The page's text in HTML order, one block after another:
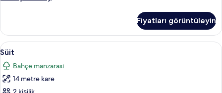
(Conservatory)
fotoğrafları
görün
1
En
Büyük
Boy
Yatak
Fiyatları görüntüleyin
Süit
için
tüm
fotoğrafları
Süit | Anti alerjik yatak takımı, masa,
4
Süit
Bahçe manzarası
14 metre kare